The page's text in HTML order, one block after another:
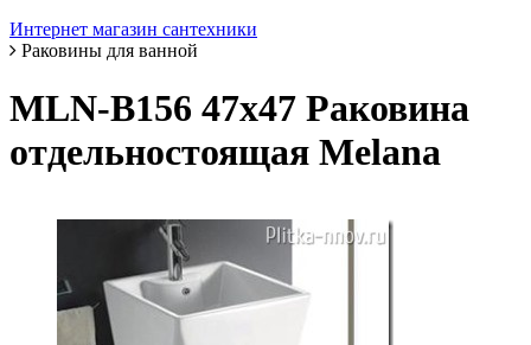
Интернет магазин сантехники
Раковины для ванной
MLN-B156 47х47 Раковина
отдельностоящая Melana